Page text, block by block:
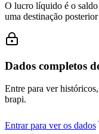
O lucro líquido é o
uma destinação
Dados completos
Entre para ver
brapi.
Entrar para ver os dados